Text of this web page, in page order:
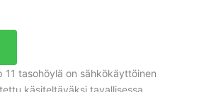
11 tasohöylä on sähkökäyttöinen
käsiteltäväksi tavallisessa